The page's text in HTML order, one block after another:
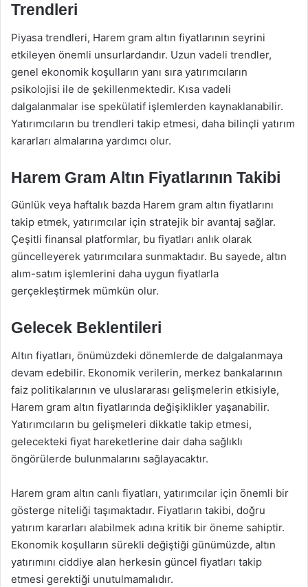
Trendleri
Piyasa trendleri, Harem gram altın fiyatlarının seyrini
etkileyen önemli unsurlardandır. Uzun vadeli trendler,
genel ekonomik koşulların yanı sıra yatırımcıların
psikolojisi ile de şekillenmektedir. Kısa vadeli
dalgalanmalar ise spekülatif işlemlerden kaynaklanabilir.
Yatırımcıların bu trendleri takip etmesi, daha bilinçli yatırım
kararları almalarına yardımcı olur.
Harem Gram Altın Fiyatlarının Takibi
Günlük veya haftalık bazda Harem gram altın fiyatlarını
takip etmek, yatırımcılar için stratejik bir avantaj sağlar.
Çeşitli finansal platformlar, bu fiyatları anlık olarak
güncelleyerek yatırımcılara sunmaktadır. Bu sayede, altın
alım-satım işlemlerini daha uygun fiyatlarla
gerçekleştirmek mümkün olur.
Gelecek Beklentileri
Altın fiyatları, önümüzdeki dönemlerde de dalgalanmaya
devam edebilir. Ekonomik verilerin, merkez bankalarının
faiz politikalarının ve uluslararası gelişmelerin etkisiyle,
Harem gram altın fiyatlarında değişiklikler yaşanabilir.
Yatırımcıların bu gelişmeleri dikkatle takip etmesi,
gelecekteki fiyat hareketlerine dair daha sağlıklı
öngörülerde bulunmalarını sağlayacaktır.
Harem gram altın canlı fiyatları, yatırımcılar için önemli bir
gösterge niteliği taşımaktadır. Fiyatların takibi, doğru
yatırım kararları alabilmek adına kritik bir öneme sahiptir.
Ekonomik koşulların sürekli değiştiği günümüzde, altın
yatırımını ciddiye alan herkesin güncel fiyatları takip
etmesi gerektiği unutulmamalıdır.